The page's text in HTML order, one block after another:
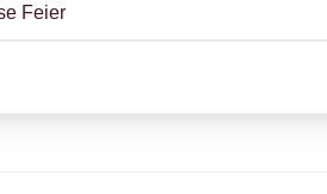
Feier